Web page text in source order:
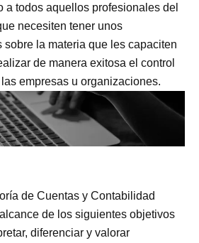
a todos aquellos profesionales del
necesiten tener unos
la materia que les capaciten
de manera exitosa el control
empresas u organizaciones.
de Cuentas y Contabilidad
de los siguientes objetivos
diferenciar y valorar